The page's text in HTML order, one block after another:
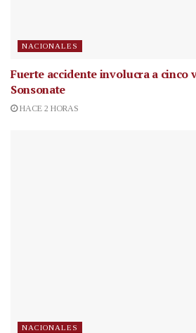
NACIONALES
Fuerte accidente involucra a cinco
Sonsonate
HACE 2 HORAS
NACIONALES